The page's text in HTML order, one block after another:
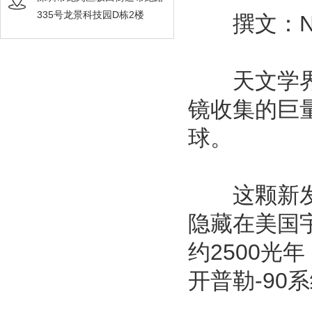
335号龙景科技园D栋2楼
撰文：
天文学界
镜收集的巨
球。
这颗新发
隐藏在美国
约2500光年
开普勒-90